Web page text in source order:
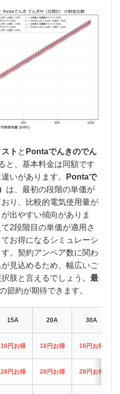
ト と Pontaでんきのでん
と、基本料金は同額です
いがあります。
Pontaで
は、最初の段階の単価が
り、比較的電気使用量が
出やすい傾向がありま
2段階目の単価が適用さ
お得になるシミュレーシ
。契約アンペア数に関わ
見込めるため、幅広いご
肢と言えるでしょう。 最
節約が期待できます。
15A 20A 30A
16円お得 16円お得 16円お得
28円お得 28円お得 28円お得